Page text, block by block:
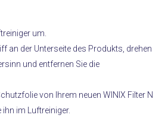
um.
an der Unterseite des Produkts, drehen
und entfernen Sie die
von Ihrem neuen WINIX Filter N
im Luftreiniger.